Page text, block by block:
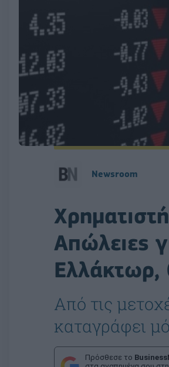
Newsroom
Απώλειες
Ελλάκτωρ,
Από τις
καταγράφει
Πρόσθεσε το